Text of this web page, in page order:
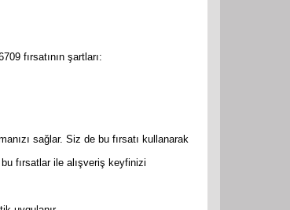
fırsatının şartları:
sağlar. Siz de bu fırsatı kullanarak
fırsatlar ile alışveriş keyfinizi